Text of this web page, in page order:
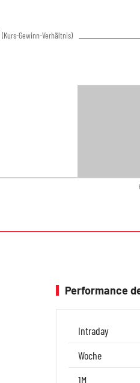
(Kurs-Gewinn-Verhältnis)
Performance
Intraday
Woche
1M